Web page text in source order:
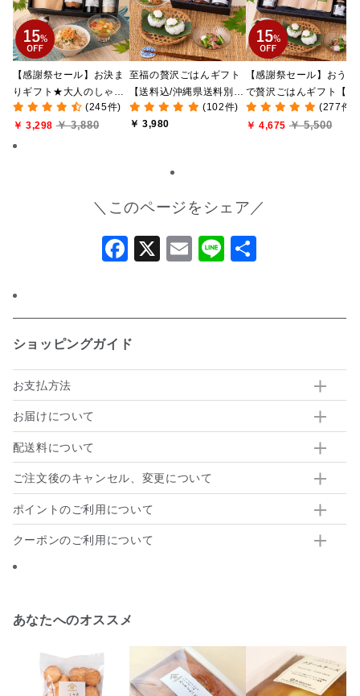
【感謝祭セール】お決ま
りギフト★大人のしゃけ
しゃけめんたい入り【送
料込/沖縄県送料別途】
【化粧箱包装付】
(245件)
￥ 3,298 ￥ 3,880
至福の贅沢ごはんギフト
【送料込/沖縄県送料別
途】【化粧箱包装付/オン
ライン限定】
(102件)
￥ 3,980
【感謝祭セール】おうち
で贅沢ごはんギフト【送
料無料/沖縄県送料別途】
【化粧箱包装付/オンライ
(277件)
￥ 4,675 ￥ 5,500
＼このページをシェア／
Facebook
X Email
Line
ショッピングガイド
お支払方法
お届けについて
配送料について
ご注文後のキャンセル、変更について
ポイントのご利用について
クーポンのご利用について
あなたへのオススメ